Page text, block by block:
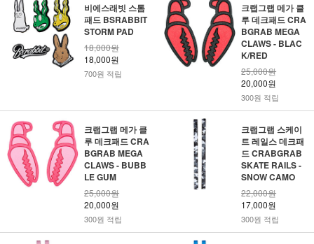
비에스래빗 스톰
패드 BSRABBIT
STORM PAD
18,000원
18,000원
700원 적립
크랩그랩 메가 클
루 데크패드 CRA
BGRAB MEGA
CLAWS - BLAC
K/RED
25,000원
20,000원
300원 적립
크랩그랩 메가 클
루 데크패드 CRA
BGRAB MEGA
CLAWS - BUBB
LE GUM
25,000원
20,000원
300원 적립
크랩그랩 스케이
트 레일스 데크패
드 CRABGRAB
SKATE RAILS -
SNOW CAMO
22,000원
17,000원
300원 적립